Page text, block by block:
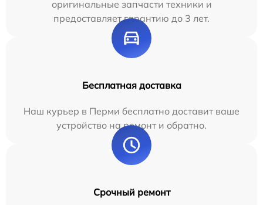
оригинальные запчасти техники и
предоставляет гарантию до 3 лет.
Бесплатная доставка
Наш курьер в Перми бесплатно доставит ваше
устройство на ремонт и обратно.
Срочный ремонт